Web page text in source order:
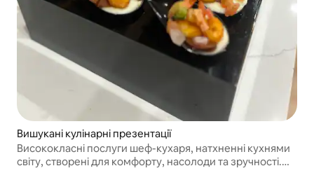
Вишукані кулінарні презентації
Висококласні послуги шеф-кухаря, натхненні кухнями
світу, створені для комфорту, насолоди та зручності.